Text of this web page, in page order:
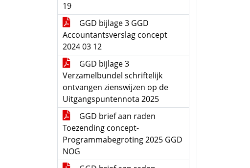
19
GGD bijlage 3 GGD
Accountantsverslag concept
2024 03 12
GGD bijlage 3
Verzamelbundel schriftelijk
ontvangen zienswijzen op de
Uitgangspuntennota 2025
GGD brief aan raden
Toezending concept-
Programmabegroting 2025 GGD
NOG